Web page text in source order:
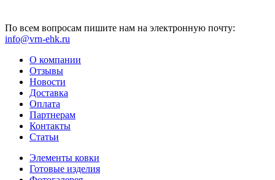
По всем вопросам пишите нам на электронную почту:
info@vrn-ehk.ru
О компании
Отзывы
Новости
Доставка
Оплата
Партнерам
Контакты
Статьи
Элементы ковки
Готовые изделия